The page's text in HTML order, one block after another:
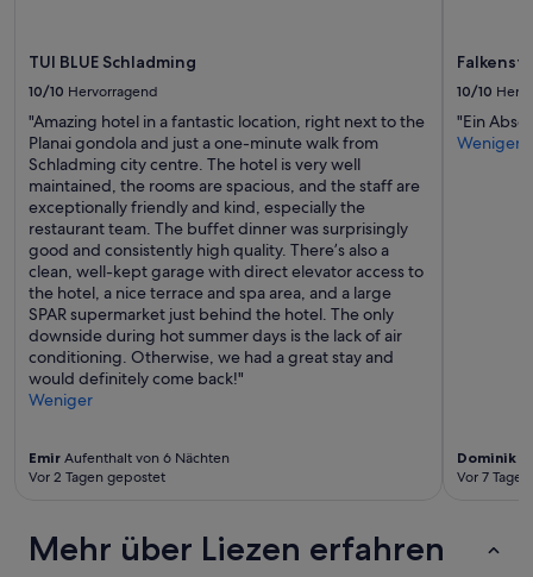
TUI BLUE Schladming
10/10 Hervorragend
"Amazing hotel in a fantastic location, right next to the
Planai gondola and just a one-minute walk from
Schladming city centre. The hotel is very well
maintained, the rooms are spacious, and the staff are
exceptionally friendly and kind, especially the
restaurant team. The buffet dinner was surprisingly
good and consistently high quality. There’s also a
clean, well-kept garage with direct elevator access to
the hotel, a nice terrace and spa area, and a large
SPAR supermarket just behind the hotel. The only
downside during hot summer days is the lack of air
conditioning. Otherwise, we had a great stay and
would definitely come back!"
Weniger
Emir Aufenthalt von 6 Nächten
Vor 2 Tagen gepostet
10/10
"Ein
Weniger
Dominik
Vor 7
Mehr über Liezen erfahren